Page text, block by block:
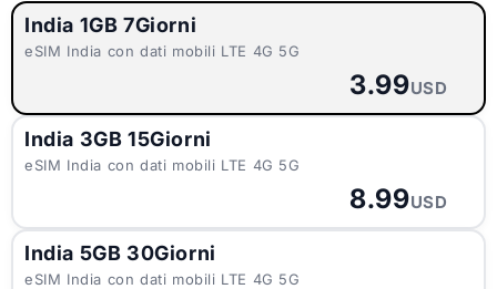
India 1GB 7Giorni
eSIM India con dati mobili LTE 4G 5G
3.99USD
India 3GB 15Giorni
eSIM India con dati mobili LTE 4G 5G
8.99USD
India 5GB 30Giorni
eSIM India con dati mobili LTE 4G 5G